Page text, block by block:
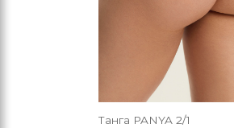
Танга PANYA 2/1